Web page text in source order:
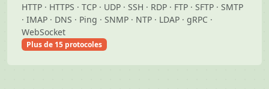
HTTP · HTTPS · TCP · UDP · SSH · RDP · FTP · SFTP · SMTP
· IMAP · DNS · Ping · SNMP · NTP · LDAP · gRPC ·
WebSocket
Plus de 15 protocoles